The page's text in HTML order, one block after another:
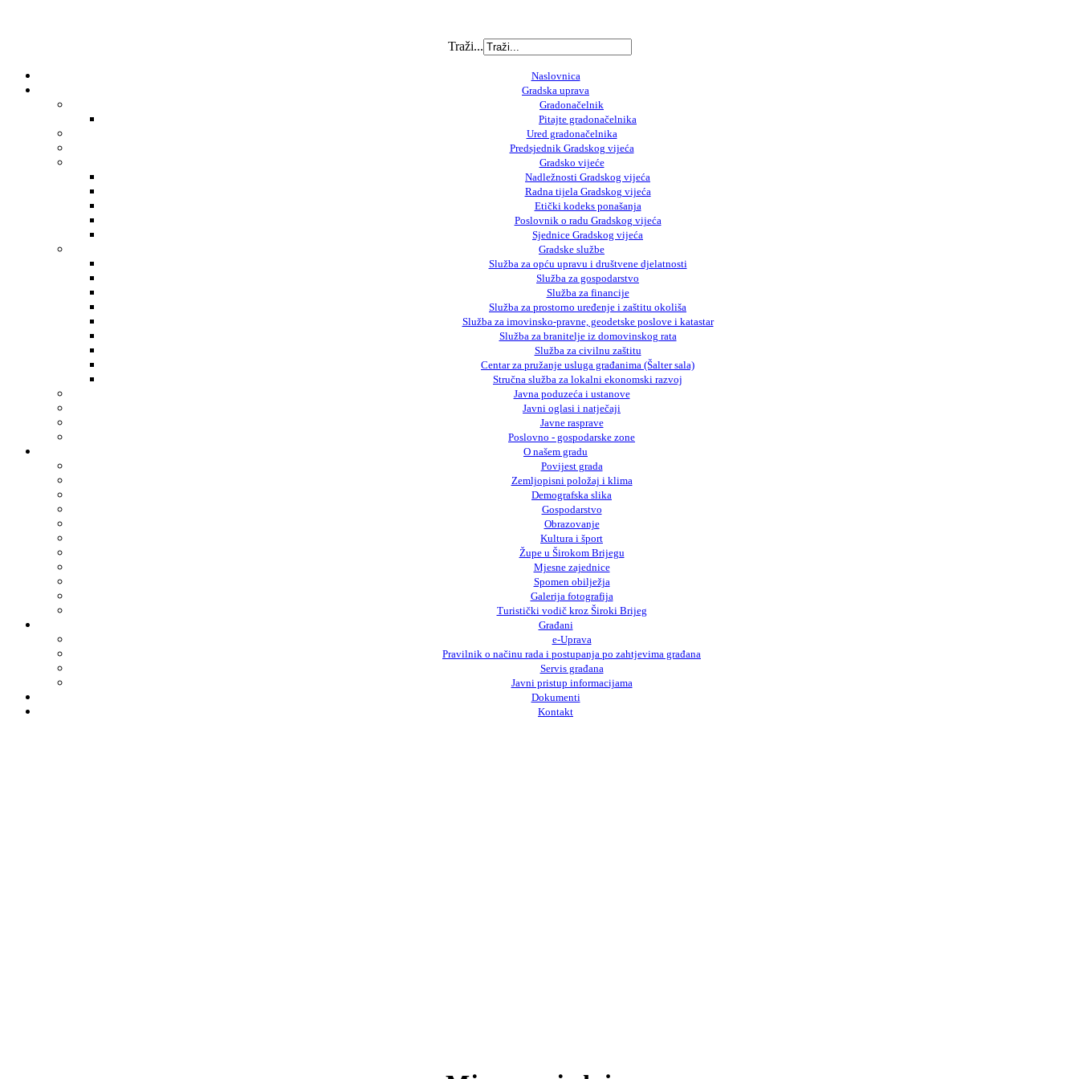
Traži...
Naslovnica
Gradska uprava
Gradonačelnik
Pitajte gradonačelnika
Ured gradonačelnika
Predsjednik Gradskog vijeća
Gradsko vijeće
Nadležnosti Gradskog vijeća
Radna tijela Gradskog vijeća
Etički kodeks ponašanja
Poslovnik o radu Gradskog vijeća
Sjednice Gradskog vijeća
Gradske službe
Služba za opću upravu i društvene djelatnosti
Služba za gospodarstvo
Služba za financije
Služba za prostorno uređenje i zaštitu okoliša
Služba za imovinsko-pravne, geodetske poslove i katastar
Služba za branitelje iz domovinskog rata
Služba za civilnu zaštitu
Centar za pružanje usluga građanima (Šalter sala)
Stručna služba za lokalni ekonomski razvoj
Javna poduzeća i ustanove
Javni oglasi i natječaji
Javne rasprave
Poslovno - gospodarske zone
O našem gradu
Povijest grada
Zemljopisni položaj i klima
Demografska slika
Gospodarstvo
Obrazovanje
Kultura i šport
Župe u Širokom Brijegu
Mjesne zajednice
Spomen obilježja
Galerija fotografija
Turistički vodič kroz Široki Brijeg
Građani
e-Uprava
Pravilnik o načinu rada i postupanja po zahtjevima građana
Servis građana
Javni pristup informacijama
Dokumenti
Kontakt